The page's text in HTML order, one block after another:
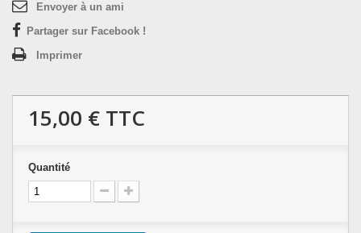
Envoyer à un ami
Partager sur Facebook !
Imprimer
15,00 € TTC
Quantité